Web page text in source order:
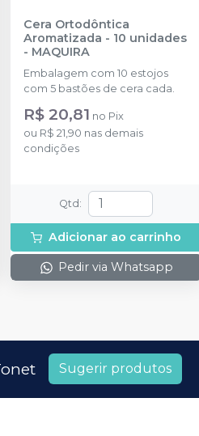
Cera Ortodôntica
Aromatizada - 10 unidades
- MAQUIRA
Embalagem com 10 estojos
com 5 bastões de cera cada.
R$ 20,81 no Pix
ou R$ 21,90 nas demais
condições
Qtd :
Adicionar ao carrinho
Pedir via Whatsapp
Sugerir produtos